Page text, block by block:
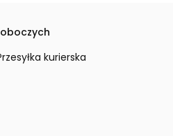
kurierska